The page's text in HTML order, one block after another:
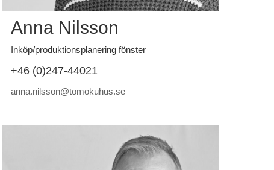
Anna Nilsson
Inköp/produktionsplanering fönster
+46 (0)247-44021
anna.nilsson@tomokuhus.se